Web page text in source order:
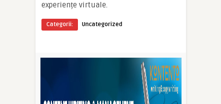
experiențe virtuale.
Categorii: Uncategorized